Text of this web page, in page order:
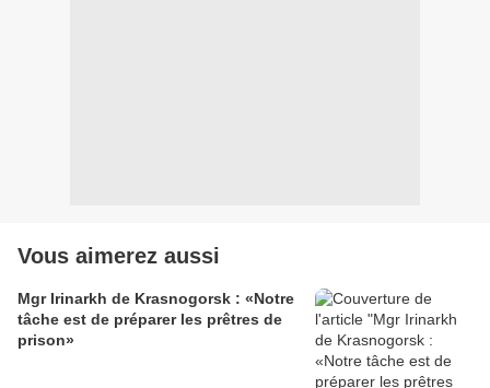
Vous aimerez aussi
Mgr Irinarkh de Krasnogorsk : «Notre
tâche est de préparer les prêtres de
prison»